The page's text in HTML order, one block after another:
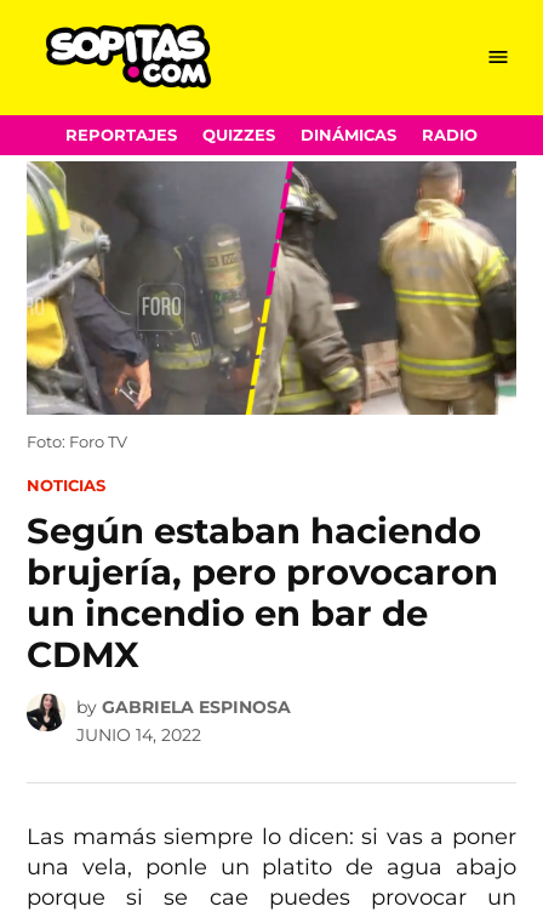
Skip
to
content
Menu
REPORTAJES QUIZZES DINÁMICAS RADIO
Foto: Foro TV
POSTED
NOTICIAS
Según estaban haciendo
brujería, pero provocaron
un incendio en bar de
CDMX
by GABRIELA ESPINOSA
JUNIO 14, 2022
Las mamás siempre lo dicen: si vas a poner
una vela, ponle un platito de agua abajo
porque si se cae puedes provocar un